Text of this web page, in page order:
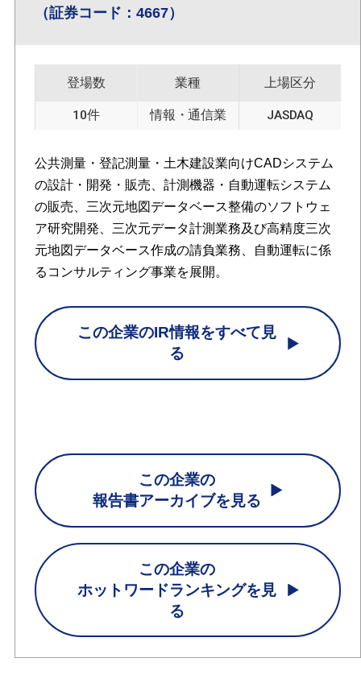
（証券コード：4667）
登場数
10件
業種
情報・通信業
上場区分
JASDAQ
公共測量・登記測量・土木建設業向けCADシステム
の設計・開発・販売、計測機器・自動運転システム
の販売、三次元地図データベース整備のソフトウェ
ア研究開発、三次元データ計測業務及び高精度三次
元地図データベース作成の請負業務、自動運転に係
るコンサルティング事業を展開。
この企業のIR情報をすべて見
る
この企業の
報告書アーカイブを見る
この企業の
ホットワードランキングを見
る